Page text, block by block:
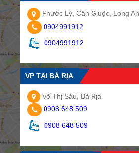
Phước Lý, Cần Giuộc, Long An
0904991912
0904991912
VP TẠI BÀ RỊA
Võ Thị Sáu, Bà Rịa
0908 648 509
0908 648 509